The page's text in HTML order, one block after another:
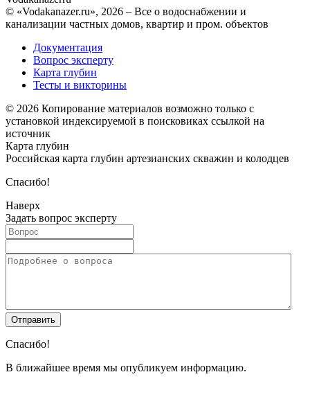
© «Vodakanazer.ru», 2026 – Все о водоснабжении и
канализации частных домов, квартир и пром. объектов
Документация
Вопрос эксперту
Карта глубин
Тесты и викторины
© 2026 Копирование материалов возможно только с
установкой индексируемой в поисковиках ссылкой на
источник
Карта глубин
Российская карта глубин артезианских скважин и колодцев
Спасибо!
Наверх
Задать вопрос эксперту
Спасибо!
В ближайшее время мы опубликуем информацию.